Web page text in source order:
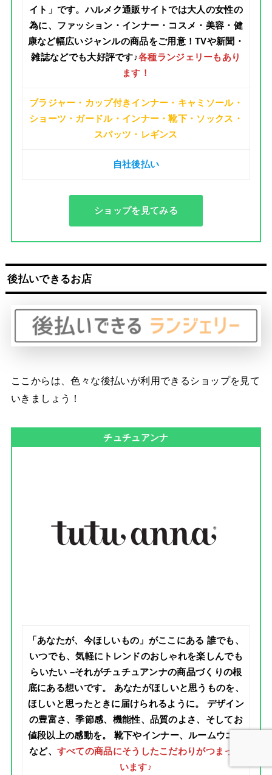
イト」です。ハルメク通販サイトでは大人の女性の
為に、ファッション・インナー・コスメ・美容・健
康など幅広いジャンルの商品をご用意！TVや新聞・
雑誌などでも大好評です♪各種ランジェリーもあり
ます！
ブラジャー・カップ付きインナー・キャミソール・
ショーツ・ガードル・インナー・靴下・ソックス・
スパッツ・レギンス
自社後払い
ショップを見てみる
後払いできるお店
ここからは、色々な後払いが利用できるショップを見て
いきましょう！
チュチュアンナ
「あなたが、今ほしいもの」がここにある 誰でも、
いつでも、気軽にトレンドのおしゃれを楽しんでも
らいたい –それがチュチュアンナの商品づくりの根
底にある想いです。 あなたがほしいと思うものを、
ほしいと思ったときに届けられるように。 デザイン
の豊富さ、季節感、機能性、品質のよさ、そしてお
値段以上の感動を。 靴下やインナー、ルームウエア
など、 すべての商品にそうしたこだわりがつまって
います♪